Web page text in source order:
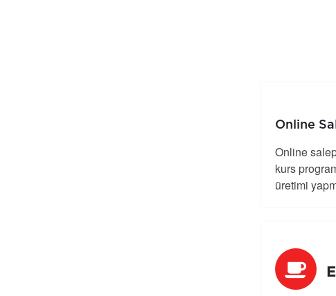
Online
Online
kurs
üretimi